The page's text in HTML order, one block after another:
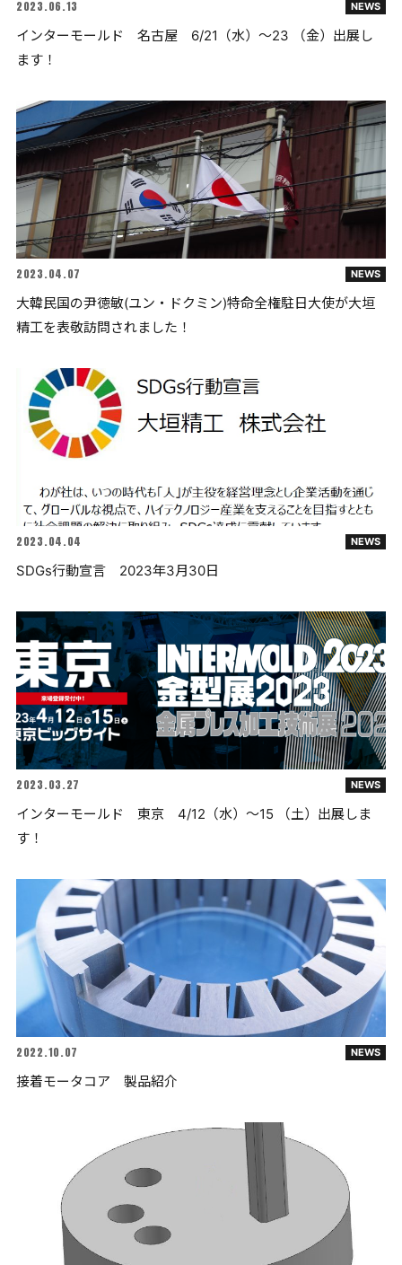
2023.06.13 NEWS
インターモールド 名古屋 6/21（水）～23 （金）出展し
ます！
2023.04.07 NEWS
大韓民国の尹徳敏(ユン・ドクミン)特命全権駐日大使が大垣
精工を表敬訪問されました！
2023.04.04 NEWS
SDGs行動宣言 2023年3月30日
2023.03.27 NEWS
インターモールド 東京 4/12（水）～15 （土）出展しま
す！
2022.10.07 NEWS
接着モータコア 製品紹介